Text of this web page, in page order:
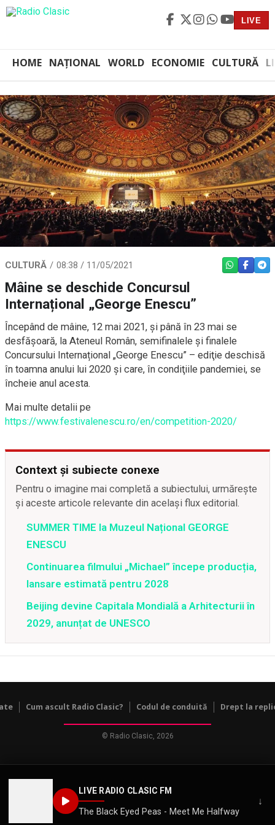
LIVE
HOME NAȚIONAL WORLD ECONOMIE CULTURĂ
LIVE RADIO CLASIC FM
The Black Eyed Peas - Meet Me Halfway
↓
CULTURĂ 08:38 / 11/05/2021 WHATSAPP
Mâine se deschide Concursul
Internațional „George Enescu”
Începând de mâine, 12 mai 2021, și până în 23 mai se
desfășoară, la Ateneul Român, semifinalele și finalele
Concursului Internațional „George Enescu” – ediţie deschisă
în toamna anului lui 2020 şi care, în condiţiile pandemiei, se
încheie anul acesta.
Mai multe detalii pe
https://www.festivalenescu.ro/en/competition-2020/
Context și subiecte conexe
Pentru o imagine mai completă a subiectului, urmărește
și aceste articole relevante din același flux editorial.
SUMMER TIME la Muzeul Național GEORGE
ENESCU
Continuarea filmului „Michael” începe producția,
lansare estimată pentru 2028
Beijing devine Capitala Mondială a Arhitecturii în
2029, anunțat de UNESCO
Cum ascult Radio Clasic? Codul de conduită Drept la
© Radio Clasic, 2026